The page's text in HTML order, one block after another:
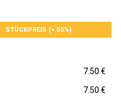
STÜCKPREIS (= 50%)
7.50 €
7.50 €